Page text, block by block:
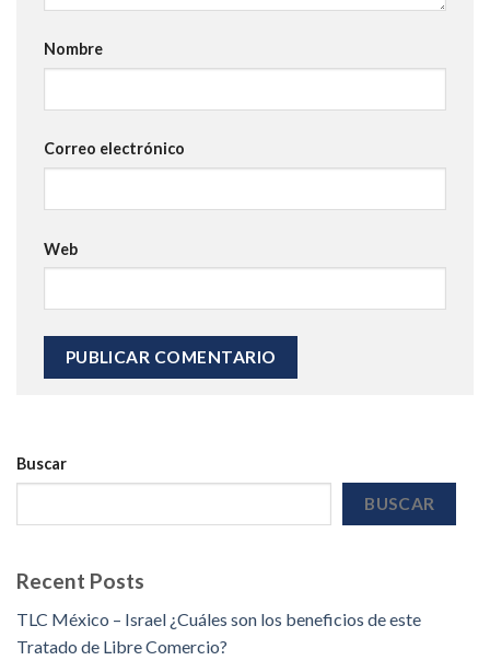
Nombre
Correo electrónico
Web
Buscar
BUSCAR
Recent Posts
TLC México – Israel ¿Cuáles son los beneficios de este
Tratado de Libre Comercio?